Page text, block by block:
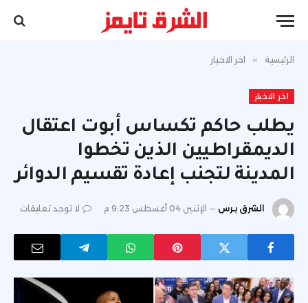
الرئيسية » اخر الاخبار
اخر الاخبار
يطلب حاكم تكساس أبوت اعتقال
الديمقراطيين الذين تخطوا
المدينة لتجنب إعادة تقسيم الدوائر
الشرق برس الإثنين 04 أغسطس 9:23 م لا توجد تعليقات